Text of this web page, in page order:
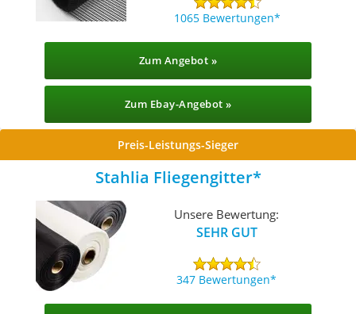
1065 Bewertungen
Zum Angebot »
Zum Ebay-Angebot »
Preis-Leistungs-Sieger
Stahlia Fliegengitter
Unsere Bewertung:
SEHR GUT
347 Bewertungen